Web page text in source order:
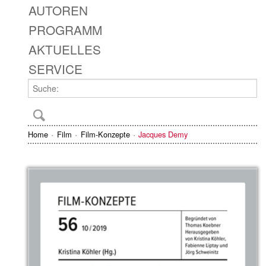
AUTOREN
PROGRAMM
AKTUELLES
SERVICE
Home Film Film-Konzepte Jacques Demy